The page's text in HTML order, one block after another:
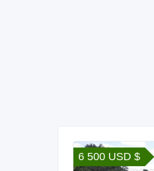
6 500 USD $